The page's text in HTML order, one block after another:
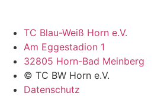
TC Blau-Weiß Horn e.V.
Am Eggestadion 1
32805 Horn-Bad Meinberg
© TC BW Horn e.V.
Datenschutz